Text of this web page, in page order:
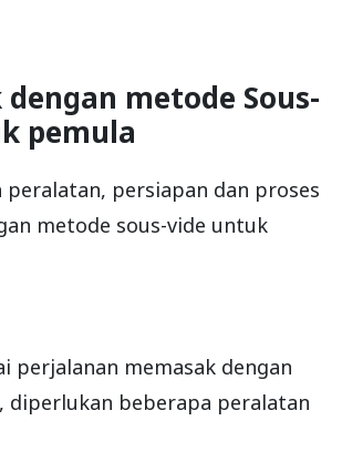
metode Sous-
pemula
peralatan, persiapan dan proses
metode sous-vide untuk
perjalanan memasak dengan
diperlukan beberapa peralatan